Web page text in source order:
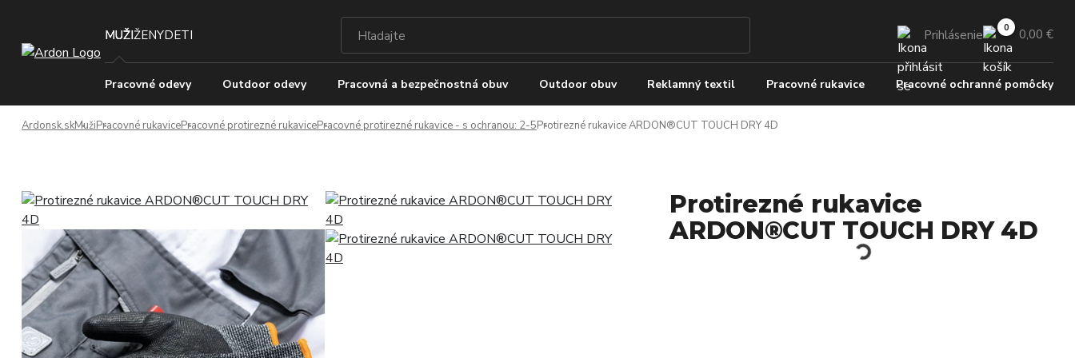
MUŽIŽENYDETI Prihlásenie 0,00 €
Pracovné odevy Outdoor odevy Pracovná a bezpečnostná obuv Outdoor obuv Reklamný textil Pracovné rukavice Pracovné ochranné pomôcky
Ardonsk.skMužiPracovné rukavicePracovné protirezné rukavicePracovné protirezné rukavice - s ochranou: 2-5Protirezné rukavice ARDON®CUT TOUCH DRY 4D
Protirezné rukavice
ARDON®CUT TOUCH DRY 4D